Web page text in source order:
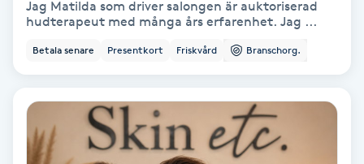
Hudföryngring
Hudvård
Hyaluronsyra
Jag Matilda som driver salongen är auktoriserad
hudterapeut med många års erfarenhet. Jag ...
Betala senare Presentkort Friskvård Branschorg.